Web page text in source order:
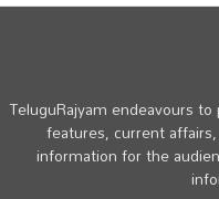
TeluguRajyam endeavours
features, current
information for the